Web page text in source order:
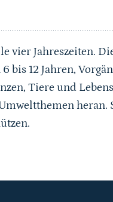
vier Jahreszeiten.
12 Jahren,
Tiere und
heran.